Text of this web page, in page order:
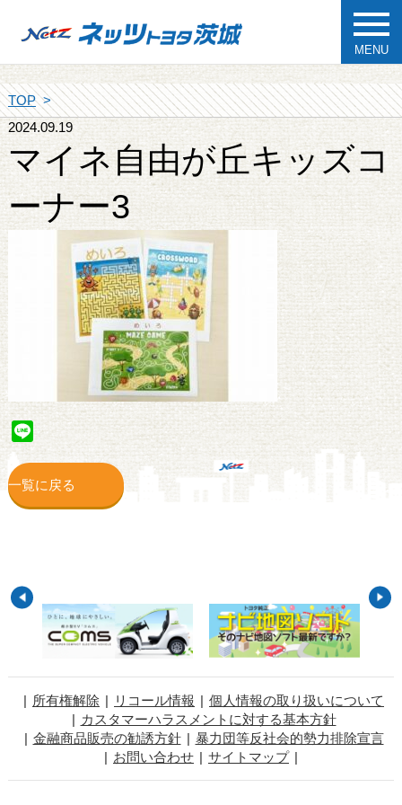
MENU
TOP
2024.09.19
マイネ自由が丘キッズコ
ーナー3
Line
一覧に戻る
所有権解除 リコール情報
個人情報の取り扱いについて
カスタマーハラスメントに対する基本方針
金融商品販売の勧誘方針
暴力団等反社会的勢力排除宣言
お問い合わせ
サイトマップ